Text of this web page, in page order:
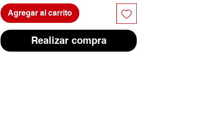
Agregar al carrito
Realizar compra